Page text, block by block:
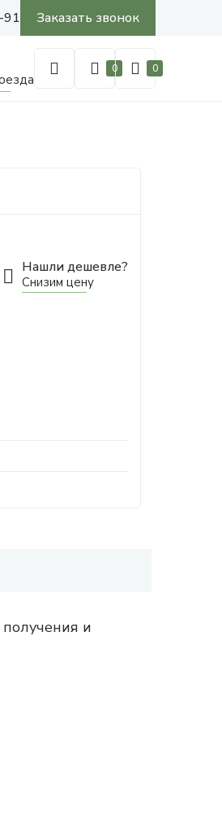
Заказать звонок
0 0
Нашли дешевле?
Снизим цену
и